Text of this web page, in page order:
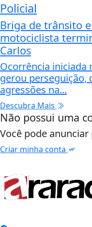
Policial
Briga de trânsito
motociclista
Carlos
Ocorrência iniciada
gerou perseguição,
agressões na...
Descubra Mais
Não possui uma
Você pode
Criar minha conta